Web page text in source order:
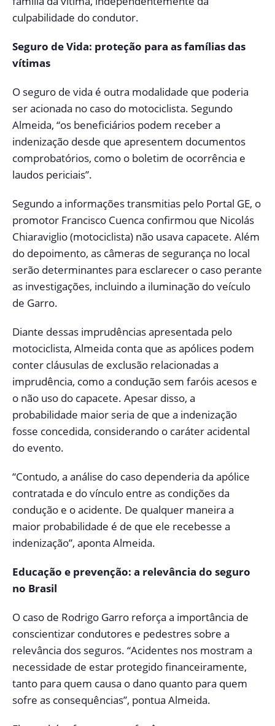
culpabilidade do condutor.
Seguro de Vida: proteção para as famílias das
vítimas
O seguro de vida é outra modalidade que poderia
ser acionada no caso do motociclista. Segundo
Almeida, “os beneficiários podem receber a
indenização desde que apresentem documentos
comprobatórios, como o boletim de ocorrência e
laudos periciais”.
Segundo a informações transmitias pelo Portal GE, o
promotor Francisco Cuenca confirmou que Nicolás
Chiaraviglio (motociclista) não usava capacete. Além
do depoimento, as câmeras de segurança no local
serão determinantes para esclarecer o caso perante
as investigações, incluindo a iluminação do veículo
de Garro.
Diante dessas imprudências apresentada pelo
motociclista, Almeida conta que as apólices podem
conter cláusulas de exclusão relacionadas a
imprudência, como a condução sem faróis acesos e
o não uso do capacete. Apesar disso, a
probabilidade maior seria de que a indenização
fosse concedida, considerando o caráter acidental
do evento.
“Contudo, a análise do caso dependeria da apólice
contratada e do vínculo entre as condições da
condução e o acidente. De qualquer maneira a
maior probabilidade é de que ele recebesse a
indenização”, aponta Almeida.
Educação e prevenção: a relevância do seguro
no Brasil
O caso de Rodrigo Garro reforça a importância de
conscientizar condutores e pedestres sobre a
relevância dos seguros. “Acidentes nos mostram a
necessidade de estar protegido financeiramente,
tanto para quem causa o dano quanto para quem
sofre as consequências”, pontua Almeida.